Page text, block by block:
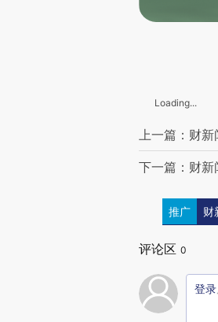
海南将防汛防风四
汪涵道歉：与《
伊朗称有权对霍尔
美媒：北约考虑“
韩国三星电子劳
时隔22年，阿森
强降雨致湖南石门
长江防总启动Ⅳ级
Loading...
上一篇：财新
下一篇：财
推广 财
评论区 0
登录